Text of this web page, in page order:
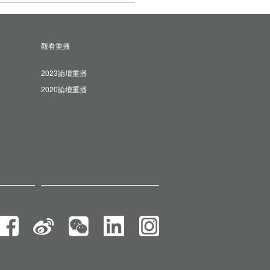
觀看重播
2023論壇重播
2020論壇重播